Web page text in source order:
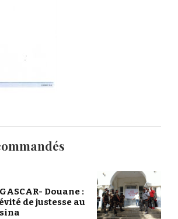
Douane :
de justesse au